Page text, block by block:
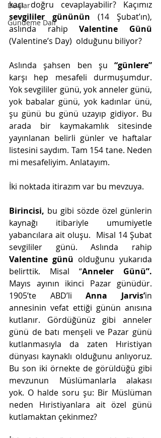
Dualar
Gündeme Dair
sevgililer gününün (14 Şubat’ın),
aslında rahip
(Valentine’s Day)  olduğunu biliyor?
Aslında şahsen ben şu “günlere”
karşı hep mesafeli durmuşumdur.
Yok sevgililer günü, yok anneler günü,
yok babalar günü, yok kadınlar ünü,
şu günü bu günü uzayıp gidiyor. Bu
arada bir kaymakamlık sitesinde
yayınlanan belirli günler ve haftalar
listesini saydım. Tam 154 tane. Neden
mi mesafeliyim. Anlatayım.
İki noktada itirazım var bu mevzuya.
Birincisi, bu gibi sözde özel günlerin
kaynağı itibariyle umumiyetle
yabancılara ait oluşu.  Misal 14 Şubat
Valentine günü olduğunu yukarıda
belirttik. Misal “Anneler Günü”.
Mayıs ayının ikinci Pazar günüdür.
1905’te ABD’li Anna Jarvis’in
annesinin vefat ettiği günün anısına
kutlanır. Gördüğünüz gibi anneler
günü de batı menşeli ve Pazar günü
kutlanmasıyla da zaten Hıristiyan
dünyası kaynaklı olduğunu anlıyoruz.
Bu son iki örnekte de görüldüğü gibi
mevzunun Müslümanlarla alakası
yok. O halde soru şu: Bir Müslüman
neden Hıristiyanlara ait özel günü
kutlamaktan çekinmez?